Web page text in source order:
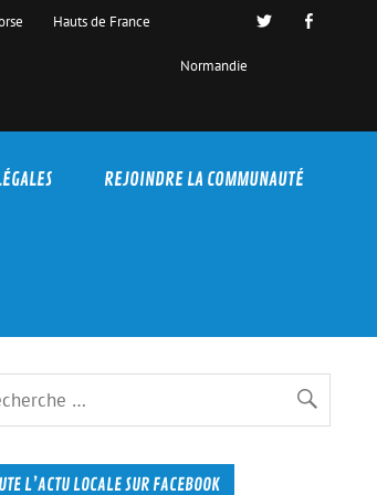
Hauts de France
Normandie
REJOINDRE LA COMMUNAUTÉ
L’ACTU LOCALE SUR FACEBOOK